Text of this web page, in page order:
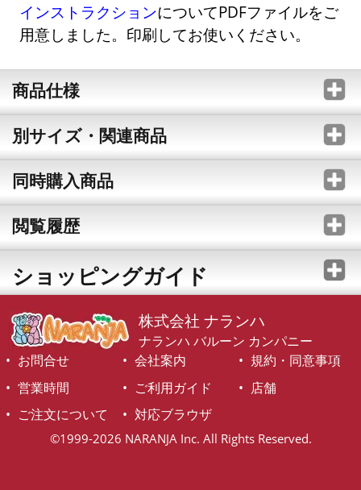
インストラクションについてPDFファイルをご
用意しました。印刷してお使いください。
商品仕様
別サイズ・関連商品
同時購入商品
閲覧履歴
ショッピングガイド
株式会社 ナランハ
ナランハ バルーン カンパニー
お問合せ
会社案内
規約・同意事項
営業時間
ご利用ガイド
店舗
ご注文について
対応ブラウザ
©1999-2026 NARANJA Inc. All Rights Reserved.